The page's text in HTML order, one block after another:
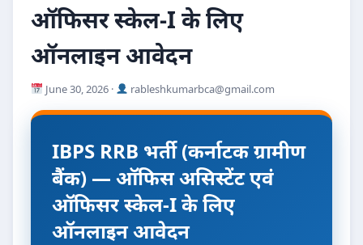
ऑफिसर स्केल-I के लिए
ऑनलाइन आवेदन
June 30, 2026 · rableshkumarbca@gmail.com
IBPS RRB भर्ती (कर्नाटक ग्रामीण
बैंक) — ऑफिस असिस्टेंट एवं
ऑफिसर स्केल-I के लिए
ऑनलाइन आवेदन